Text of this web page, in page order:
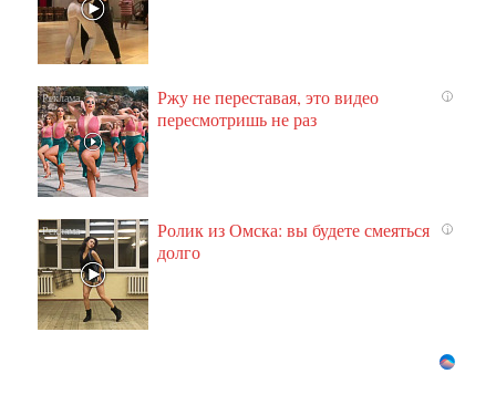
i
Ржу не переставая, это видео
пересмотришь не раз
i
Ролик из Омска: вы будете смеяться
долго